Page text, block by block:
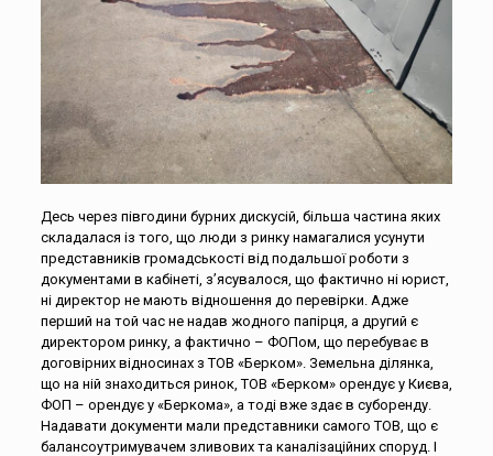
Десь через півгодини бурних дискусій, більша частина яких
складалася із того, що люди з ринку намагалися усунути
представників громадськості від подальшої роботи з
документами в кабінеті, з’ясувалося, що фактично ні юрист,
ні директор не мають відношення до перевірки. Адже
перший на той час не надав жодного папірця, а другий є
директором ринку, а фактично – ФОПом, що перебуває в
договірних відносинах з ТОВ «Берком». Земельна ділянка,
що на ній знаходиться ринок, ТОВ «Берком» орендує у Києва,
ФОП – орендує у «Беркома», а тоді вже здає в суборенду.
Надавати документи мали представники самого ТОВ, що є
балансоутримувачем зливових та каналізаційних споруд. І